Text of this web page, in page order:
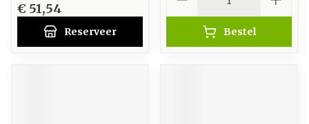
€ 51,54
Reserveer Bestel